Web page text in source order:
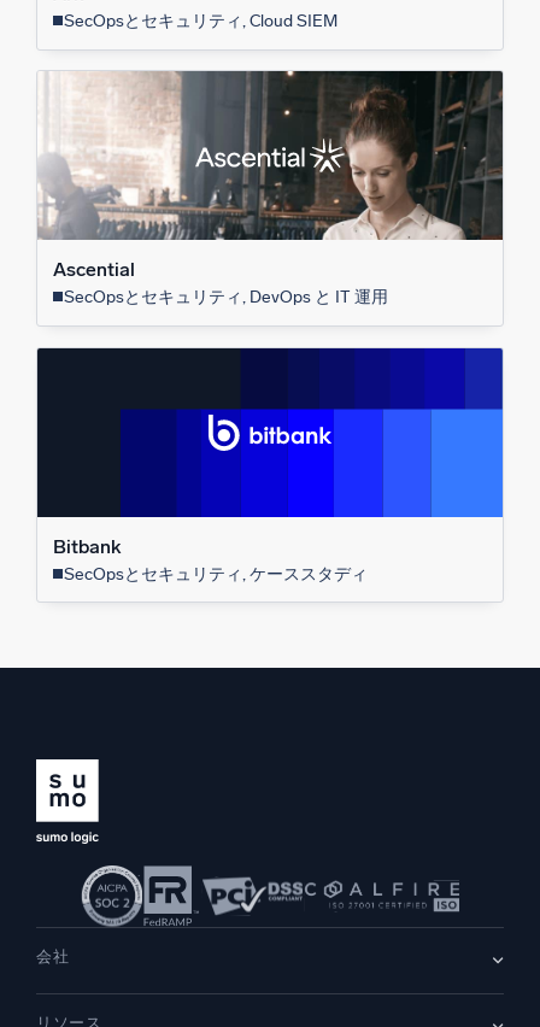
SecOpsとセキュリティ, Cloud SIEM
Ascential
SecOpsとセキュリティ, DevOps と IT 運用
Bitbank
SecOpsとセキュリティ, ケーススタディ
会社
リソース